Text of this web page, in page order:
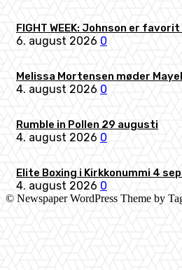
FIGHT WEEK: Johnson er
6. august 2026 0
Melissa Mortensen møder
4. august 2026 0
Rumble in Pollen 29 augusti
4. august 2026 0
Elite Boxing i Kirkkonummi 4
4. august 2026 0
© Newspaper WordPress Theme by